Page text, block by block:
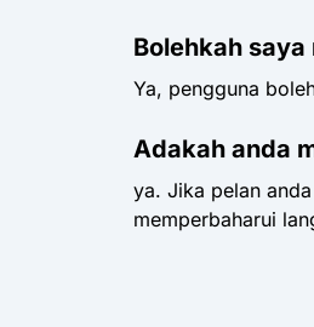
Bolehkah
Ya, pengguna
Adakah anda
ya. Jika pelan
memperbaharui